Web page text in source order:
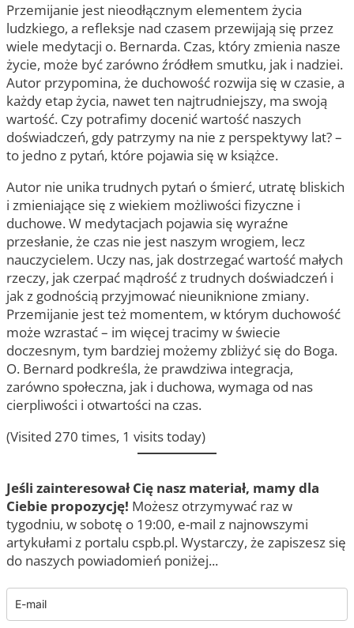
Przemijanie jest nieodłącznym elementem życia
ludzkiego, a refleksje nad czasem przewijają się przez
wiele medytacji o. Bernarda. Czas, który zmienia nasze
życie, może być zarówno źródłem smutku, jak i nadziei.
Autor przypomina, że duchowość rozwija się w czasie, a
każdy etap życia, nawet ten najtrudniejszy, ma swoją
wartość. Czy potrafimy docenić wartość naszych
doświadczeń, gdy patrzymy na nie z perspektywy lat? –
to jedno z pytań, które pojawia się w książce.
Autor nie unika trudnych pytań o śmierć, utratę bliskich
i zmieniające się z wiekiem możliwości fizyczne i
duchowe. W medytacjach pojawia się wyraźne
przesłanie, że czas nie jest naszym wrogiem, lecz
nauczycielem. Uczy nas, jak dostrzegać wartość małych
rzeczy, jak czerpać mądrość z trudnych doświadczeń i
jak z godnością przyjmować nieuniknione zmiany.
Przemijanie jest też momentem, w którym duchowość
może wzrastać – im więcej tracimy w świecie
doczesnym, tym bardziej możemy zbliżyć się do Boga.
O. Bernard podkreśla, że prawdziwa integracja,
zarówno społeczna, jak i duchowa, wymaga od nas
cierpliwości i otwartości na czas.
(Visited 270 times, 1 visits today)
Jeśli zainteresował Cię nasz materiał, mamy dla
Ciebie propozycję! Możesz otrzymywać raz w
tygodniu, w sobotę o 19:00, e-mail z najnowszymi
artykułami z portalu cspb.pl. Wystarczy, że zapiszesz się
do naszych powiadomień poniżej...